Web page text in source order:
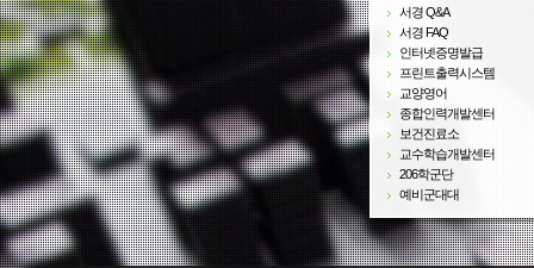
서경 Q&A
서경 FAQ
인터넷증명발급
프린트출력시스템
교양영어
종합인력개발센터
보건진료소
교수학습개발센터
206학군단
예비군대대